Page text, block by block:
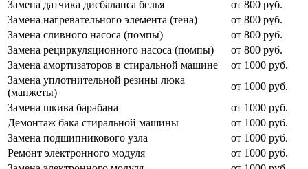
Замена датчика дисбаланса белья
от 800 руб.
Замена нагревательного элемента (тена)
от 800 руб.
Замена сливного насоса (помпы)
от 800 руб.
Замена рециркуляционного насоса (помпы)
от 800 руб.
Замена амортизаторов в стиральной машине
от 1000 руб.
Замена уплотнительной резины люка
(манжеты)
от 1000 руб.
Замена шкива барабана
от 1000 руб.
Демонтаж бака стиральной машины
от 1000 руб.
Замена подшипникового узла
от 1000 руб.
Ремонт электронного модуля
от 1000 руб.